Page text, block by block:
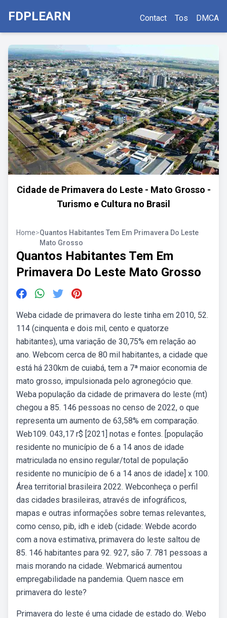
FDPLEARN Contact Tos DMCA
Cidade de Primavera do Leste - Mato Grosso -
Turismo e Cultura no Brasil
Home>Quantos Habitantes Tem Em Primavera Do Leste
Mato Grosso
Quantos Habitantes Tem Em
Primavera Do Leste Mato Grosso
Weba cidade de primavera do leste tinha em 2010, 52.
114 (cinquenta e dois mil, cento e quatorze
habitantes), uma variação de 30,75% em relação ao
ano. Webcom cerca de 80 mil habitantes, a cidade que
está há 230km de cuiabá, tem a 7ª maior economia de
mato grosso, impulsionada pelo agronegócio que.
Weba população da cidade de primavera do leste (mt)
chegou a 85. 146 pessoas no censo de 2022, o que
representa um aumento de 63,58% em comparação.
Web109. 043,17 r$ [2021] notas e fontes. [população
residente no município de 6 a 14 anos de idade
matriculada no ensino regular/total de população
residente no município de 6 a 14 anos de idade] x 100.
Área territorial brasileira 2022. Webconheça o perfil
das cidades brasileiras, através de infográficos,
mapas e outras informações sobre temas relevantes,
como censo, pib, idh e ideb (cidade: Webde acordo
com a nova estimativa, primavera do leste saltou de
85. 146 habitantes para 92. 927, são 7. 781 pessoas a
mais morando na cidade. Webmaricá aumentou
empregabilidade na pandemia. Quem nasce em
primavera do leste?
Primavera do leste é uma cidade de estado do. Webo